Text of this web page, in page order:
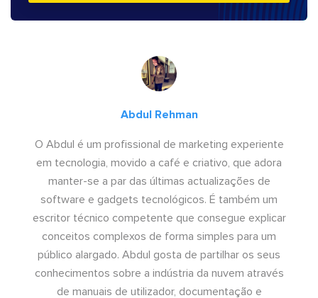
Abdul Rehman
O Abdul é um profissional de marketing experiente
em tecnologia, movido a café e criativo, que adora
manter-se a par das últimas actualizações de
software e gadgets tecnológicos. É também um
escritor técnico competente que consegue explicar
conceitos complexos de forma simples para um
público alargado. Abdul gosta de partilhar os seus
conhecimentos sobre a indústria da nuvem através
de manuais de utilizador, documentação e